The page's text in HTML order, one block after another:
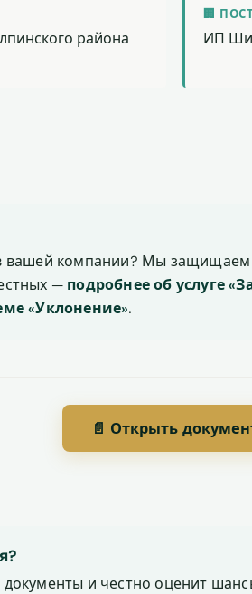
района
🏢
ИП
вашей компании? Мы защищаем
— подробнее об услуге
«Уклонение».
📄 Открыть
и честно оценит